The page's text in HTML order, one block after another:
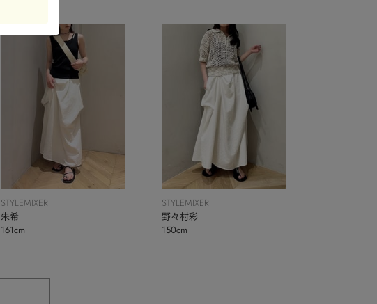
STYLEMIXER
朱希
161cm
STYLEMIXER
野々村彩
150cm